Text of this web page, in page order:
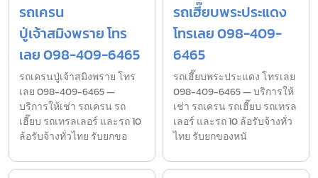
รถเครน
ปู่เจ้าสมิงพราย โทร
เลย 098-409-6465
รถเครนปู่เจ้าสมิงพราย โทร
เลย 098-409-6465 —
บริการให้เช่า รถเครน รถ
เฮี๊ยบ รถเทรลเลอร์ และรถ 10
ล้อรับจ้างทั่วไทย รับยกขอ
รถเฮี๊ยบพระประแดง
โทรเลย 098-409-
6465
รถเฮี๊ยบพระประแดง โทรเลย
098-409-6465 — บริการให้
เช่า รถเครน รถเฮี๊ยบ รถเทรล
เลอร์ และรถ 10 ล้อรับจ้างทั่ว
ไทย รับยกของหนั